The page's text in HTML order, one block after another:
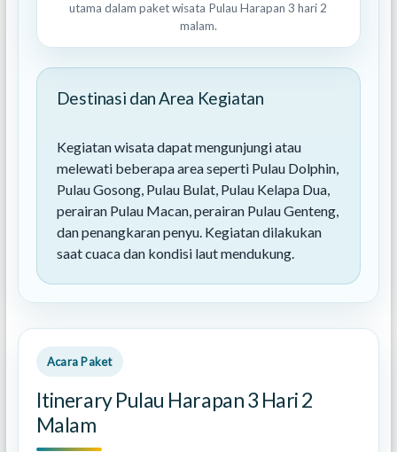
utama dalam paket wisata Pulau Harapan 3 hari 2
malam.
Destinasi dan Area Kegiatan
Kegiatan wisata dapat mengunjungi atau
melewati beberapa area seperti Pulau Dolphin,
Pulau Gosong, Pulau Bulat, Pulau Kelapa Dua,
perairan Pulau Macan, perairan Pulau Genteng,
dan penangkaran penyu. Kegiatan dilakukan
saat cuaca dan kondisi laut mendukung.
Acara Paket
Itinerary Pulau Harapan 3 Hari 2
Malam